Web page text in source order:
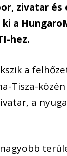
zivatar és
a
hez.
a
közén
a